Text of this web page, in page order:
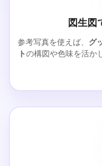
図生図
参考写真を使えば、 グ
トの構図や色味を活か